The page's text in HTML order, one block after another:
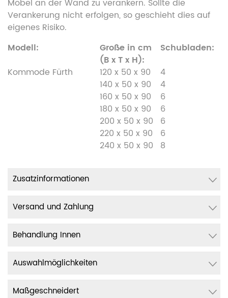
Möbel an der Wand zu verankern. Sollte die
Verankerung nicht erfolgen, so geschieht dies auf
eigenes Risiko.
Modell:
Große in cm
(B x T x H):
Schubladen:
Kommode Fürth
120 x 50 x 90
4
140 x 50 x 90
4
160 x 50 x 90
6
180 x 50 x 90
6
200 x 50 x 90
6
220 x 50 x 90
6
240 x 50 x 90
8
Zusatzinformationen
Versand und Zahlung
Behandlung Innen
Auswahlmöglichkeiten
Maßgeschneidert